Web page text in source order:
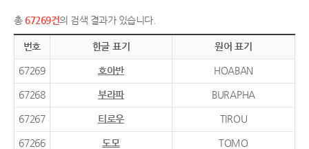
총 67269건의 검색 결과가 있습니다.
번호 한글 표기 원어 표기
67269 호아반 HOABAN
67268 부라파 BURAPHA
67267 티로우 TIROU
67266 도모 TOMO